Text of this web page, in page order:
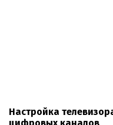
Настройка
цифровых каналов